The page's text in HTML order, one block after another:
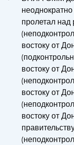
пролетал
востоку от
востоку от
востоку от
востоку от